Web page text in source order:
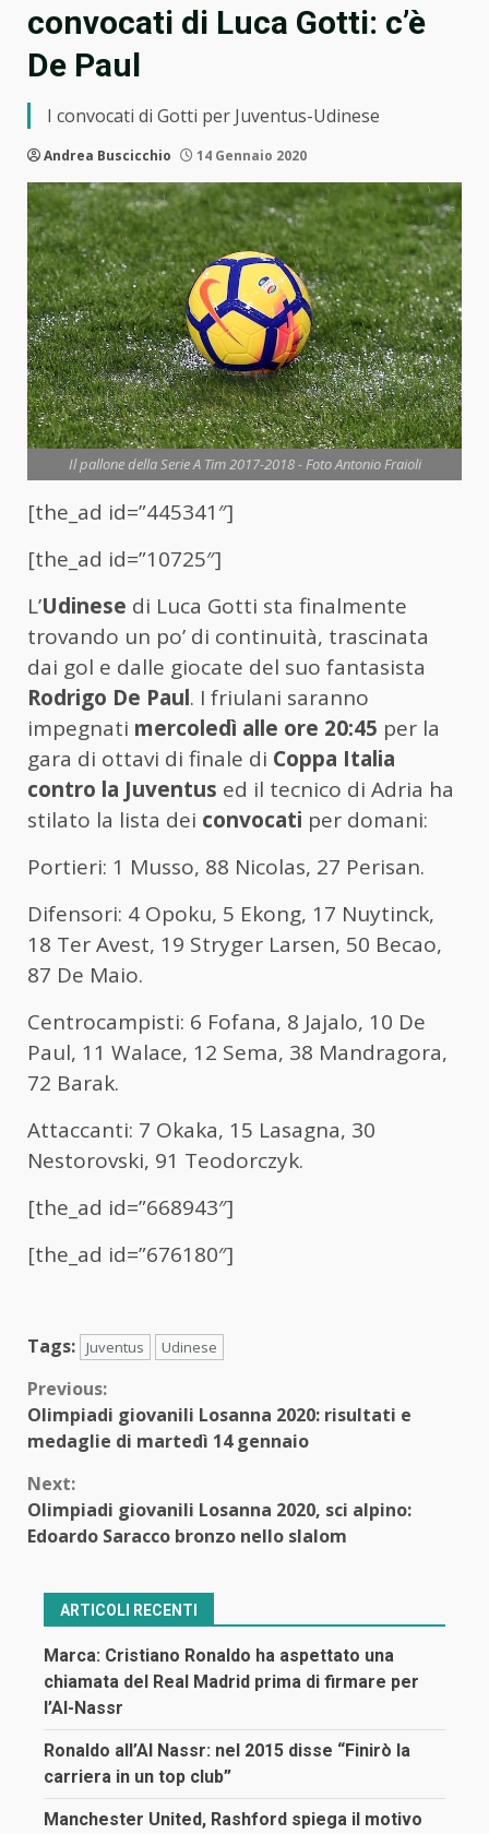
convocati di Luca Gotti: c’è
De Paul
I convocati di Gotti per Juventus-Udinese
Andrea Buscicchio 14 Gennaio 2020
Il pallone della Serie A Tim 2017-2018 - Foto Antonio Fraioli
[the_ad id=”445341″]
[the_ad id=”10725″]
L’Udinese di Luca Gotti sta finalmente
trovando un po’ di continuità, trascinata
dai gol e dalle giocate del suo fantasista
Rodrigo De Paul. I friulani saranno
impegnati mercoledì alle ore 20:45 per la
gara di ottavi di finale di Coppa Italia
contro la Juventus ed il tecnico di Adria ha
stilato la lista dei convocati per domani:
Portieri: 1 Musso, 88 Nicolas, 27 Perisan.
Difensori: 4 Opoku, 5 Ekong, 17 Nuytinck,
18 Ter Avest, 19 Stryger Larsen, 50 Becao,
87 De Maio.
Centrocampisti: 6 Fofana, 8 Jajalo, 10 De
Paul, 11 Walace, 12 Sema, 38 Mandragora,
72 Barak.
Attaccanti: 7 Okaka, 15 Lasagna, 30
Nestorovski, 91 Teodorczyk.
[the_ad id=”668943″]
[the_ad id=”676180″]
Tags: Juventus Udinese
Continue
Reading
Previous:
Olimpiadi giovanili Losanna 2020: risultati e
medaglie di martedì 14 gennaio
Next:
Olimpiadi giovanili Losanna 2020, sci alpino:
Edoardo Saracco bronzo nello slalom
ARTICOLI RECENTI
Marca: Cristiano Ronaldo ha aspettato una
chiamata del Real Madrid prima di firmare per
l’Al-Nassr
Ronaldo all’Al Nassr: nel 2015 disse “Finirò la
carriera in un top club”
Manchester United, Rashford spiega il motivo